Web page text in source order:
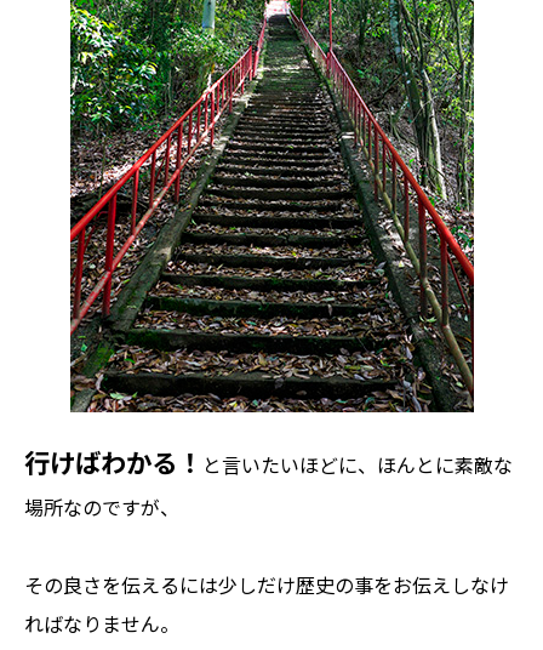
行けばわかる！ と言いたいほどに、ほんとに素敵な
場所なのですが、
その良さを伝えるには少しだけ歴史の事をお伝えしなけ
ればなりません。